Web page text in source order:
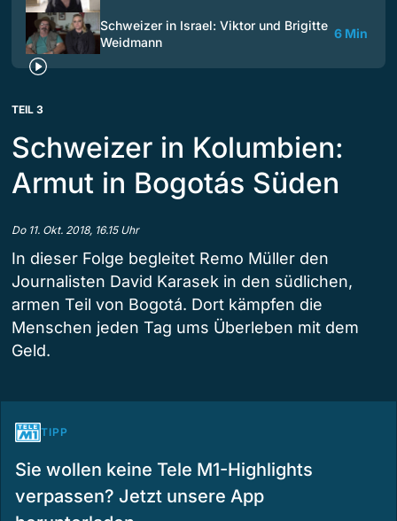
Schweizer in Israel: Viktor und Brigitte
Weidmann
6 Min
TEIL 3
Schweizer in Kolumbien:
Armut in Bogotás Süden
Do 11. Okt. 2018, 16.15 Uhr
In dieser Folge begleitet Remo Müller den
Journalisten David Karasek in den südlichen,
armen Teil von Bogotá. Dort kämpfen die
Menschen jeden Tag ums Überleben mit dem
Geld.
TIPP
Sie wollen keine Tele M1-Highlights
verpassen? Jetzt unsere App